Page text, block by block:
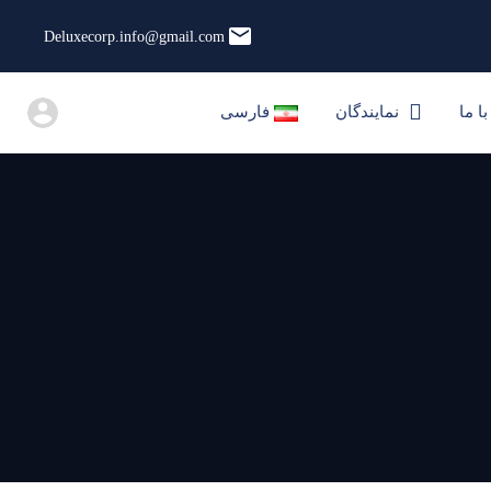
Deluxecorp.info@gmail.com
ما نمایندگان فارسی